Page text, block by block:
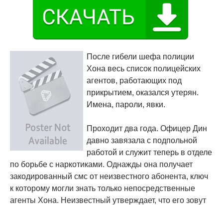
После гибели шефа полиции
Хона весь список полицейских
агентов, работающих под
прикрытием, оказался утерян.
Имена, пароли, явки.
Проходит два года. Офицер Дин
давно завязала с подпольной
работой и служит теперь в отделе
по борьбе с наркотиками. Однажды она получает
закодированный смс от неизвестного абонента, ключ
к которому могли знать только непосредственные
агенты Хона. Неизвестный утверждает, что его зовут